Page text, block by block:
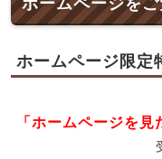
ホームページを
ホームページ限定
「ホームページを見